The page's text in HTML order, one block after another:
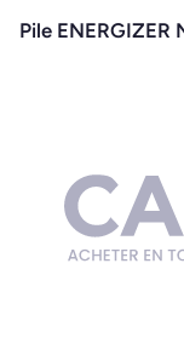
Pile ENERGIZER